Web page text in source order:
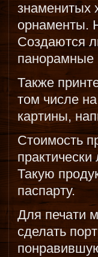
знаменитых
орнаменты.
Создаются
Также
том числе
картины,
Стоимость
Такую
паспарту.
Для печати
сделать